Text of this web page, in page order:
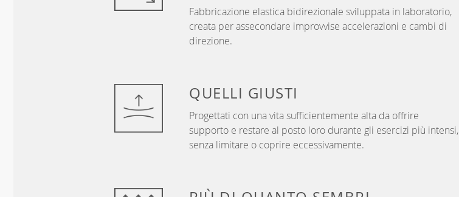
Fabbricazione elastica bidirezionale sviluppata in laboratorio,
creata per assecondare improvvise accelerazioni e cambi di
direzione.
QUELLI GIUSTI
Progettati con una vita sufficientemente alta da offrire
supporto e restare al posto loro durante gli esercizi più intensi,
senza limitare o coprire eccessivamente.